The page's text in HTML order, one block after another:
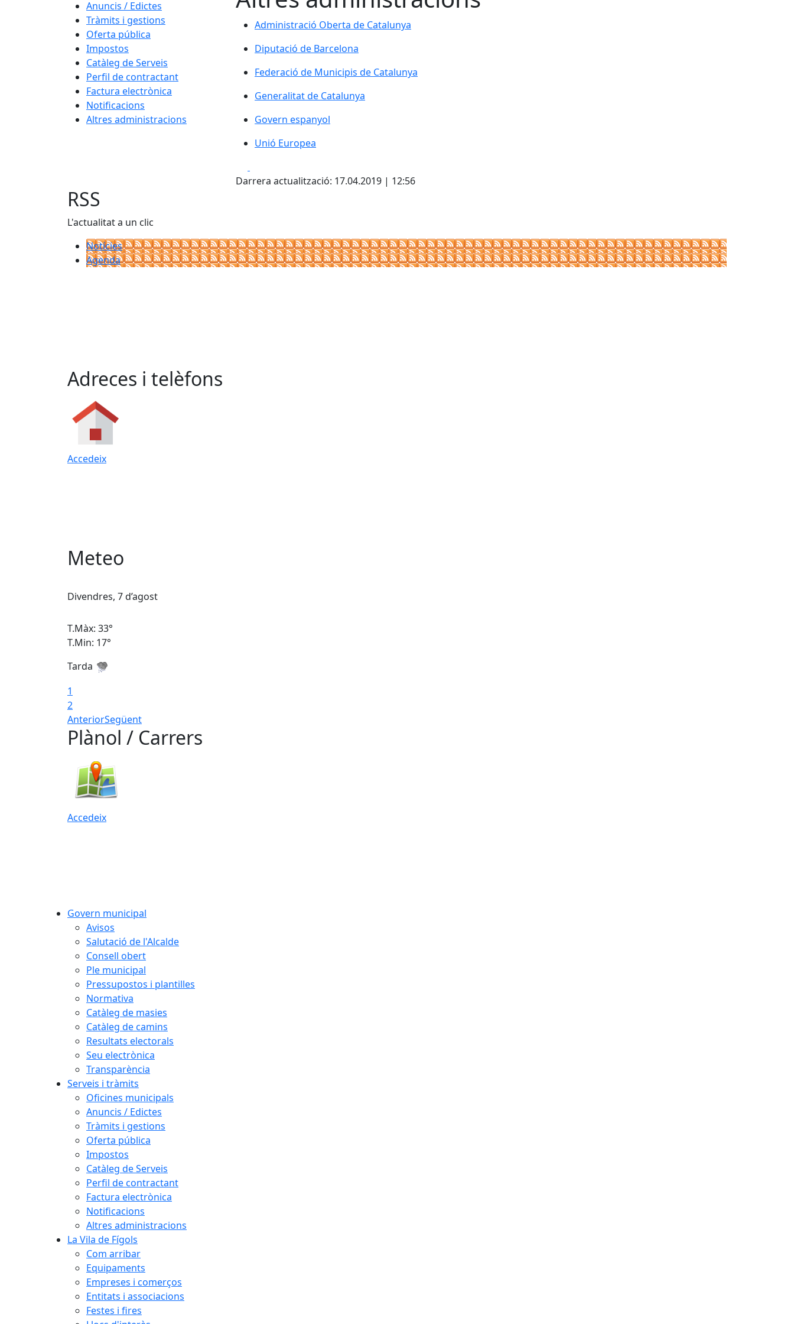
Anuncis / Edictes
Tràmits i gestions
Oferta pública
Impostos
Catàleg de Serveis
Perfil de contractant
Factura electrònica
Notificacions
Altres administracions
Administració Oberta de Catalunya
Administració Oberta de Catalunya
Diputació de Barcelona
Diputació de Barcelona
Federació de Municipis de Catalunya
Federació de Municipis de Catalunya
Generalitat de Catalunya
Generalitat de Catalunya
Govern espanyol
Govern espanyol
Unió Europea
Unió Europea
Darrera actualització: 17.04.2019 | 12:56
RSS
L'actualitat a un clic
Notícies
Agenda
Adreces i telèfons
Accedeix
Meteo
Divendres, 7 d’agost
T.Màx: 33°
T.Min: 17°
Tarda
1
2
AnteriorSegüent
Plànol / Carrers
Accedeix
Govern municipal
Avisos
Salutació de l'Alcalde
Consell obert
Ple municipal
Pressupostos i plantilles
Normativa
Catàleg de masies
Catàleg de camins
Resultats electorals
Seu electrònica
Transparència
Serveis i tràmits
Oficines municipals
Anuncis / Edictes
Tràmits i gestions
Oferta pública
Impostos
Catàleg de Serveis
Perfil de contractant
Factura electrònica
Notificacions
Altres administracions
La Vila de Fígols
Com arribar
Equipaments
Empreses i comerços
Entitats i associacions
Festes i fires